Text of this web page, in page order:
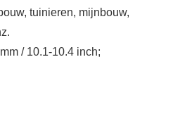
tuinieren, mijnbouw,
/ 10.1-10.4 inch;